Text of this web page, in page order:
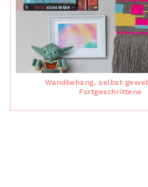
Wandbehang, selbst
Fortgeschrittene